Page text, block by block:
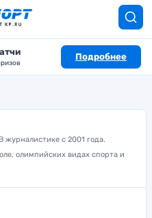
Подробнее
журналистике с 2001 года.
олимпийских видах спорта и